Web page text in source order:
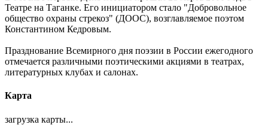
Театре на Таганке. Его инициатором стало "Добровольное
общество охраны стрекоз" (ДООС), возглавляемое поэтом
Константином Кедровым.
Празднование Всемирного дня поэзии в России ежегодного
отмечается различными поэтическими акциями в театрах,
литературных клубах и салонах.
Карта
загрузка карты...